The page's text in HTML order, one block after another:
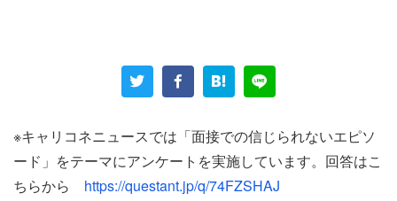
「建設業の経験が無かったため、そのことを聞くと、かな
り人間性を馬鹿にされ、関係の無い親のことまで馬鹿にし
てきた」
※キャリコネニュースでは「面接での信じられないエピソ
ード」をテーマにアンケートを実施しています。回答はこ
ちらから https://questant.jp/q/74FZSHAJ